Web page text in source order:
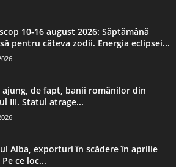
10-16 august 2026: Săptămână
pentru câteva zodii. Energia eclipsei...
ajung, de fapt, banii românilor din
III. Statul atrage...
Alba, exporturi în scădere în aprilie
Pe ce loc...